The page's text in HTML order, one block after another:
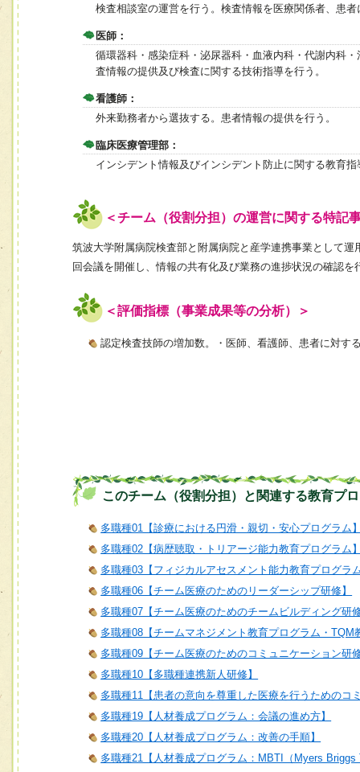
検査相談室の運営を行う。検査情報を医療関係者、患
医師：
循環器科・感染症科・泌尿器科・血液内科・代謝内科
査情報の提供及び検査に関する技術指導を行う。
看護師：
外来勤務者から選抜する。患者情報の提供を行う。
臨床医療管理部：
インシデント情報及びインシデント防止に関する教育
＜チーム（役割分担）の運営に関する特記
筑波大学附属病院検査部と附属病院と産学連携事業として運
回会議を開催し、情報の共有化及び業務の進捗状況の確認
＜評価指標（事業成果等の分析）＞
認定検査技師の増加数。・医師、看護師、患者に対す
このチーム（役割分担）と関連する教育プ
多職種01【診療における円滑・親切・安心プログラム
多職種02【病歴聴取・トリアージ能力教育プログラム
多職種03【フィジカルアセスメント能力教育プログラ
多職種06【チーム医療のためのリーダーシップ研修】
多職種07【チーム医療のためのチームビルディング研
多職種08【チームマネジメント教育プログラム・TQM
多職種09【チーム医療のためのコミュニケーション研
多職種10【多職種連携新人研修】
多職種11【患者の意向を尊重した医療を行うためのコ
多職種19【人材養成プログラム：会議の進め方】
多職種20【人材養成プログラム：改善の手順】
多職種21【人材養成プログラム：MBTI（Myers